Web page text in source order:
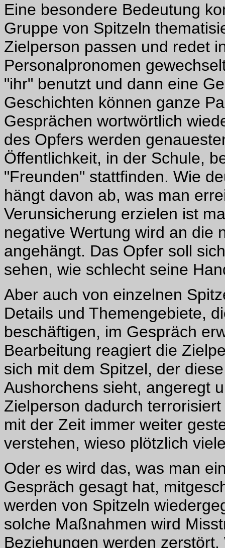
Eine besondere Bedeutung
Gruppe von Spitzeln
Zielperson passen und redet
Personalpronomen
"ihr" benutzt und dann eine
Geschichten können ganze
Gesprächen wortwörtlich
des Opfers werden
Öffentlichkeit, in der Schule,
"Freunden" stattfinden. Wie
hängt davon ab, was man
Verunsicherung erzielen ist
negative Wertung wird an die
angehängt. Das Opfer soll
sehen, wie schlecht seine
Aber auch von einzelnen
Details und Themengebiete,
beschäftigen, im Gespräch
Bearbeitung reagiert die
sich mit dem Spitzel, der
Aushorchens sieht, angeregt
Zielperson dadurch
mit der Zeit immer weiter
verstehen, wieso plötzlich
Oder es wird das, was man
Gespräch gesagt hat,
werden von Spitzeln
solche Maßnahmen wird
Beziehungen werden